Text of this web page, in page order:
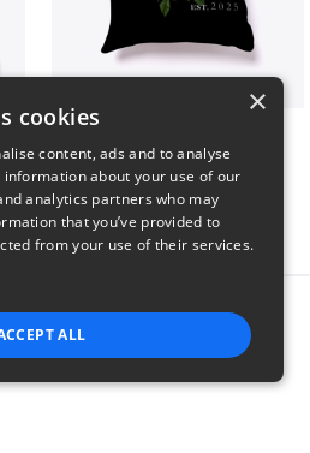
$21
this product
×
cookies
content, ads and to analyse
about your use of our
analytics partners who may
that you’ve provided to
from your use of their services.
ALL
PERFORMANCE